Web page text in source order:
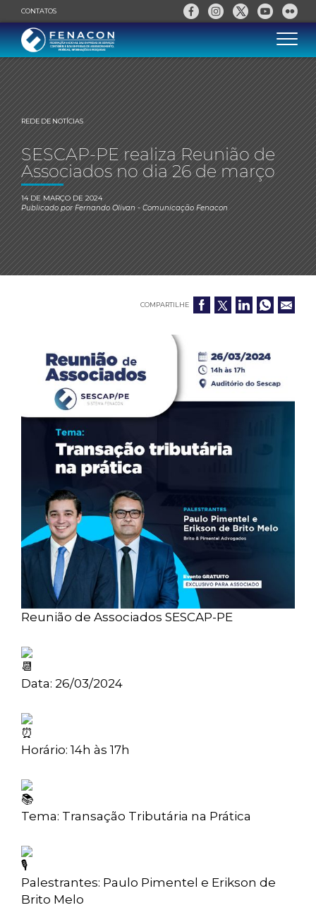
CONTATOS
REDE DE NOTÍCIAS
SESCAP-PE realiza Reunião de
Associados no dia 26 de março
14 DE MARÇO DE 2024
Publicado porFernando Olivan- Comunicação Fenacon
COMPARTILHE
Reunião de Associados SESCAP-PE
Data: 26/03/2024
Horário: 14h às 17h
Tema: Transação Tributária na Prática
Palestrantes: Paulo Pimentel e Erikson de
Brito Melo